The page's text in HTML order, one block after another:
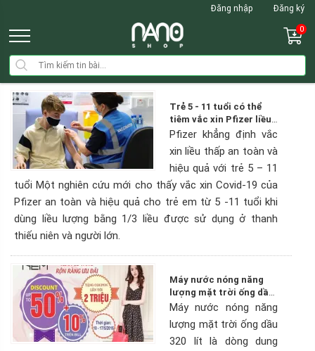
Đăng nhập Đăng ký
0
Trẻ 5 - 11 tuổi có thể
tiêm vắc xin Pfizer liều
thấp để phòng bệnh
Covid-19?
Pfizer khẳng định vắc
xin liều thấp an toàn và
hiệu quả với trẻ 5 – 11
tuổi Một nghiên cứu mới cho thấy vắc xin Covid-19 của
Pfizer an toàn và hiệu quả cho trẻ em từ 5 -11 tuổi khi
dùng liều lượng bằng 1/3 liều được sử dụng ở thanh
thiếu niên và người lớn.
Máy nước nóng năng
lượng mặt trời ống dầu
320 lít
Máy nước nóng năng
lượng mặt trời ống dầu
320 lít là dòng dung